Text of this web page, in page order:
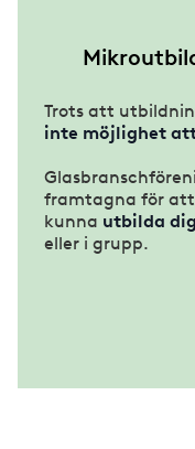
Trots att
inte möjlighet
framtagna för
kunna utbilda
eller i grupp.